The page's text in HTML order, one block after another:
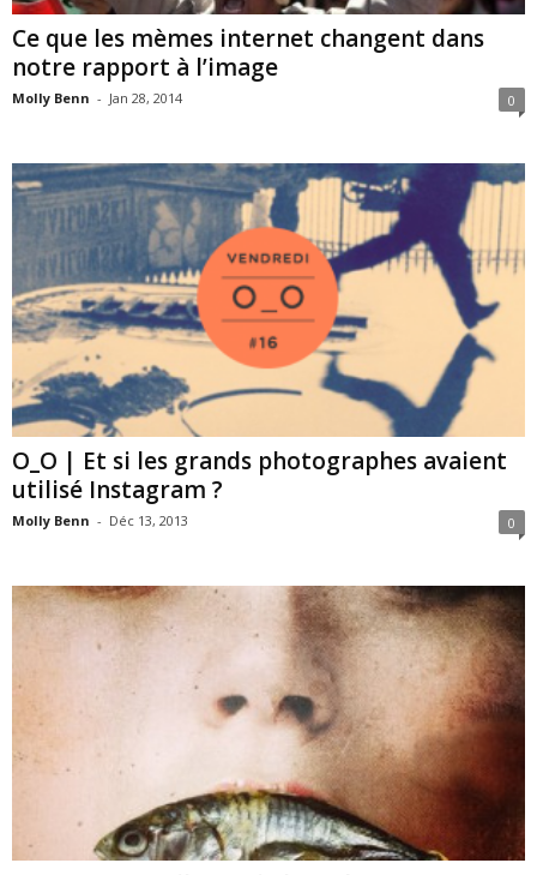
Ce que les mèmes internet changent dans
notre rapport à l’image
Molly Benn - Jan 28, 2014 0
O_O | Et si les grands photographes avaient
utilisé Instagram ?
Molly Benn - Déc 13, 2013 0